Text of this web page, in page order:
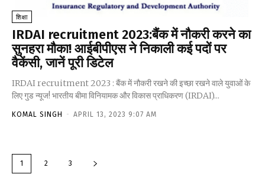
शिक्षा
IRDAI recruitment 2023:बैंक में नौकरी करने का
सुनहरा मौका! आईबीपीएस ने निकाली कई पदों पर
वैकेंसी, जानें पूरी डिटेल
IRDAI recruitment 2023 : बैंक में नौकरी रखने की इच्छा रखने वाले युवाओं के
लिए गुड न्यूज! भारतीय बीमा विनियामक और विकास प्राधिकरण (IRDAI)...
KOMAL SINGH - APRIL 13, 2023 9:07 AM
1 2 3